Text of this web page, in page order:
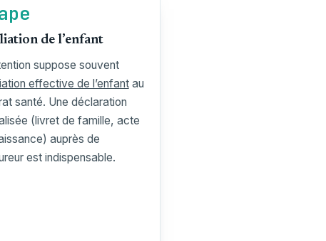
de l’enfant
suppose souvent
effective de l’enfantau
santé. Une déclaration
(livret de famille, acte
auprès de
est indispensable.